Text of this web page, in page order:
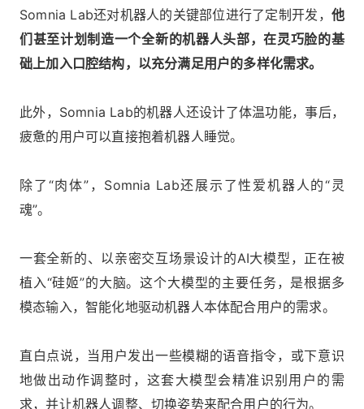
Somnia Lab还对机器人的关键部位进行了定制开发， 他
们甚至计划制造一个全新的机器人头部，在灵巧脸的基
础上加入口腔结构，以充分满足用户的多样化需求。
此外，Somnia Lab的机器人还设计了体温功能，事后，
疲惫的用户可以直接抱着机器人睡觉。
除了“肉体”，Somnia Lab还展示了性爱机器人的“灵
魂”。
一套全新的、以亲密交互场景设计的AI大模型，正在被
植入“硅姬”的大脑。这个大模型的主要任务，是根据多
模态输入，智能化地驱动机器人本体配合用户的需求。
直白点说，当用户发出一些模糊的语音指令，或下意识
地做出动作调整时，这套大模型会精准识别用户的需
求，并让机器人调整、切换姿势来配合用户的行为。